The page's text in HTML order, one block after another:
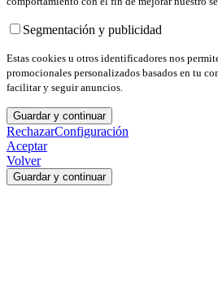
Segmentación y publicidad
Estas cookies u otros identificadores nos
promocionales personalizados basados en tu
facilitar y seguir anuncios.
Guardar y continuar
RechazarConfiguración
Aceptar
Volver
Guardar y continuar